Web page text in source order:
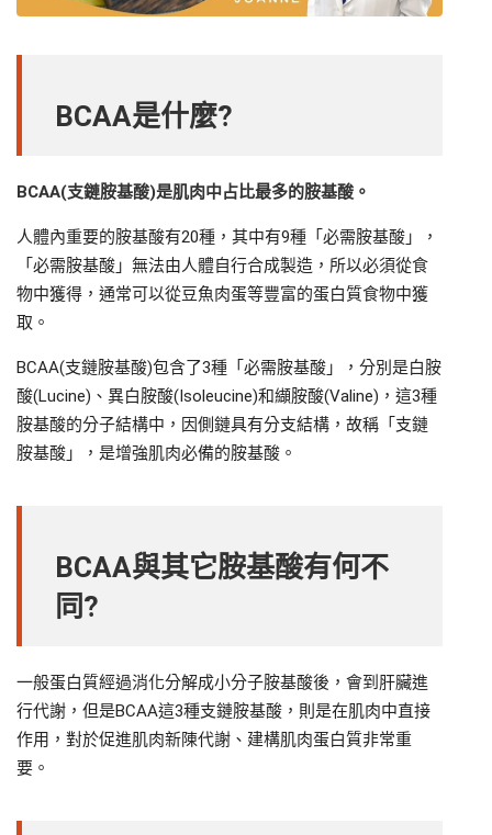
BCAA是什麼?
BCAA(支鏈胺基酸)是肌肉中占比最多的胺基酸。
人體內重要的胺基酸有20種，其中有9種「必需胺基酸」，
「必需胺基酸」無法由人體自行合成製造，所以必須從食
物中獲得，通常可以從豆魚肉蛋等豐富的蛋白質食物中獲
取。
BCAA(支鏈胺基酸)包含了3種「必需胺基酸」，分別是白胺
酸(Lucine)、異白胺酸(Isoleucine)和纈胺酸(Valine)，這3種
胺基酸的分子結構中，因側鏈具有分支結構，故稱「支鏈
胺基酸」，是增強肌肉必備的胺基酸。
BCAA與其它胺基酸有何不
同?
一般蛋白質經過消化分解成小分子胺基酸後，會到肝臟進
行代謝，但是BCAA這3種支鏈胺基酸，則是在肌肉中直接
作用，對於促進肌肉新陳代謝、建構肌肉蛋白質非常重
要。